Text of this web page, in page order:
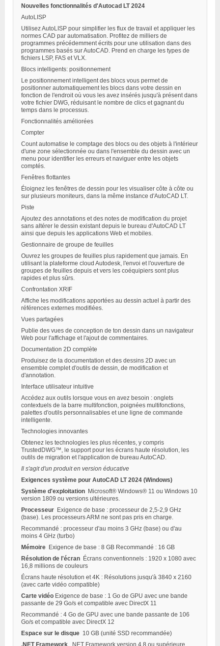
Nouvelles fonctionnalités d'Autocad LT 2024
AutoLISP
Utilisez AutoLISP pour simplifier les flux de travail et appliquer les
normes CAD par automatisation. Profitez de milliers de
programmes précédemment écrits pour une utilisation dans des
programmes basés sur AutoCAD. Prend en charge les types de
fichiers LSP, FAS et VLX.
Blocs intelligents: positionnement
Le positionnement intelligent des blocs vous permet de
positionner automatiquement les blocs dans votre dessin en
fonction de l'endroit où vous les avez insérés jusqu'à présent dans
votre fichier DWG, réduisant le nombre de clics et gagnant du
temps dans le processus.
Fonctionnalités améliorées
Compter
Count automatise le comptage des blocs ou des objets à l'intérieur
d'une zone sélectionnée ou dans l'ensemble du dessin avec un
menu pour identifier les erreurs et naviguer entre les objets
comptés.
Fenêtres flottantes
Éloignez les fenêtres de dessin pour les visualiser côte à côte ou
sur plusieurs moniteurs, dans la même instance d'AutoCAD LT.
Piste
Ajoutez des annotations et des notes de modification du projet
sans altérer le dessin existant depuis le bureau d'AutoCAD LT
ainsi que depuis les applications Web et mobiles.
Gestionnaire de groupe de feuilles
Ouvrez les groupes de feuilles plus rapidement que jamais. En
utilisant la plateforme cloud Autodesk, l'envoi et l'ouverture de
groupes de feuilles depuis et vers les coéquipiers sont plus
rapides et plus sûrs.
Confrontation XRIF
Affiche les modifications apportées au dessin actuel à partir des
références externes modifiées.
Vues partagées
Publie des vues de conception de ton dessin dans un navigateur
Web pour l'affichage et l'ajout de commentaires.
Documentation 2D complète
Produisez de la documentation et des dessins 2D avec un
ensemble complet d'outils de dessin, de modification et
d'annotation.
Interface utilisateur intuitive
Accédez aux outils lorsque vous en avez besoin : onglets
contextuels de la barre multifonction, poignées multifonctions,
palettes d'outils personnalisables et une ligne de commande
intelligente.
Technologies innovantes
Obtenez les technologies les plus récentes, y compris
TrustedDWG™, le support pour les écrans haute résolution, les
outils de migration et l'application de bureau AutoCAD.
Il s'agit d'un produit en version éducative
Exigences système pour AutoCAD LT 2024 (Windows)
Système d'exploitation Microsoft® Windows® 11 ou Windows 10
version 1809 ou versions ultérieures.
Processeur Exigence de base : processeur de 2,5-2,9 GHz
(base). Les processeurs ARM ne sont pas pris en charge.
Recommandé : processeur d'au moins 3 GHz (base) ou d'au
moins 4 GHz (turbo)
Mémoire Exigence de base : 8 GB Recommandé : 16 GB
Résolution de l'écran Écrans conventionnels : 1920 x 1080 avec
16,8 millions de couleurs
Écrans haute résolution et 4K : Résolutions jusqu'à 3840 x 2160
(avec carte vidéo compatible)
Carte vidéo Exigence de base : 1 Go de GPU avec une bande
passante de 29 Go/s et compatible avec DirectX 11
Recommandé : 4 Go de GPU avec une bande passante de 106
Go/s et compatible avec DirectX 12
Espace sur le disque 10 GB (unité SSD recommandée)
.NET Framework
.NET Framework version 4.8 ou supérieure